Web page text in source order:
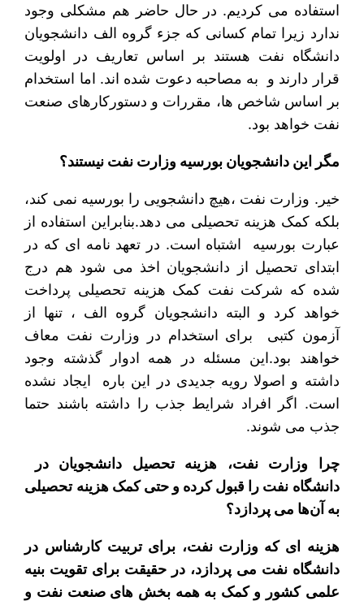
استفاده می کردیم. در حال حاضر هم مشکلی وجود
ندارد زیرا تمام کسانی که جزء گروه الف دانشجویان
دانشگاه نفت هستند بر اساس تعاریف در اولویت
قرار دارند و به مصاحبه دعوت شده اند. اما استخدام
بر اساس شاخص‌ ‌ها، مقررات و دستورکارهای صنعت
نفت خواهد بود.
مگر این دانشجویان بورسیه وزارت نفت نیستند؟
خیر. وزارت نفت ،هیچ دانشجویی را بورسیه نمی کند،
بلکه کمک هزینه تحصیلی می دهد.بنابراین استفاده از
عبارت بورسیه اشتباه است. در تعهد نامه ای که در
ابتدای تحصیل از دانشجویان اخذ می شود هم درج
شده که شرکت نفت کمک هزینه تحصیلی پرداخت
خواهد کرد و البته دانشجویان گروه الف ، تنها از
آزمون کتبی برای استخدام در وزارت نفت معاف
خواهند بود.این مسئله در همه ادوار گذشته وجود
داشته و اصولا رویه جدیدی در این باره ایجاد نشده
است. اگر افراد شرایط جذب را داشته باشند حتما
جذب می شوند.
چرا وزارت نفت، هزینه تحصیل دانشجویان در
دانشگاه نفت را قبول کرده و حتی کمک هزینه تحصیلی
به آن‌ها می پردازد؟
هزینه ای که وزارت نفت، برای تربیت کارشناس در
دانشگاه نفت می پردازد، در حقیقت برای تقویت بنیه
علمی کشور و کمک به همه بخش های صنعت نفت و